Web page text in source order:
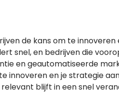
de kans om te innoveren
snel, en bedrijven die
en geautomatiseerde
innoveren en je strategie
blijft in een snel